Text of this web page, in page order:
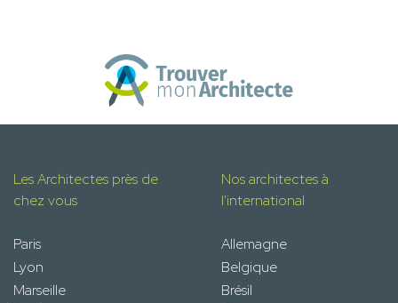
Les Architectes près de
chez vous
Paris
Lyon
Marseille
Nos architectes à
l'international
Allemagne
Belgique
Brésil